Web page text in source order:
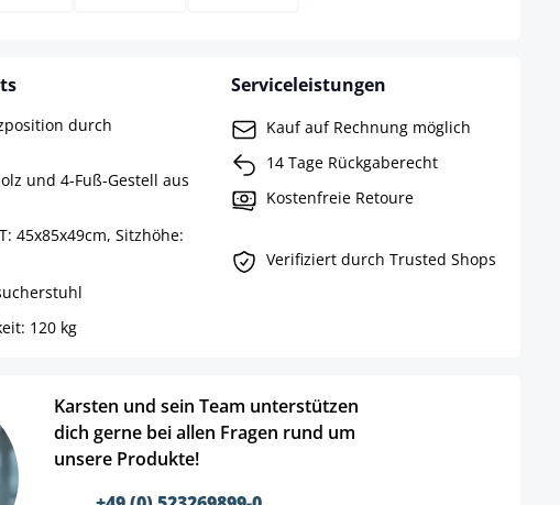
durch
und 4-Fuß-Gestell aus
45x85x49cm, Sitzhöhe:
120 kg
Serviceleistungen
Kauf auf Rechnung möglich
14 Tage Rückgaberecht
Kostenfreie Retoure
Verifiziert durch Trusted Shops
Karsten und sein Team unterstützen
dich gerne bei allen Fragen rund um
unsere Produkte!